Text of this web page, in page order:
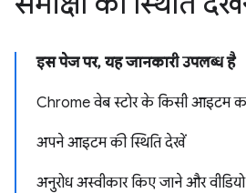
इस पेज पर, यह जानकारी उपलब्ध है
Chrome वेब स्टोर के किसी आइटम
अपने आइटम की स्थिति देखें
अनुरोध अस्वीकार किए जाने और